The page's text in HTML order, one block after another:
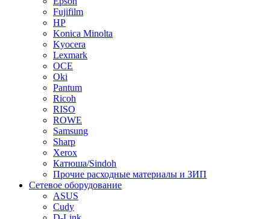
Fujifilm
HP
Konica Minolta
Kyocera
Lexmark
OCE
Oki
Pantum
Ricoh
RISO
ROWE
Samsung
Sharp
Xerox
Катюша/Sindoh
Прочие расходные материалы и ЗИП
Сетевое оборудование
ASUS
Cudy